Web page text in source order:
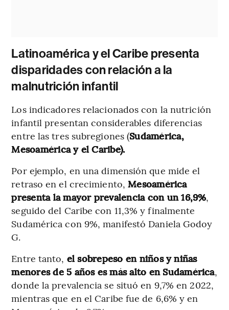
Latinoamérica y el Caribe presenta
disparidades con relación a la
malnutrición infantil
Los indicadores relacionados con la nutrición
infantil presentan considerables diferencias
entre las tres subregiones (Sudamérica,
Mesoamérica y el Caribe).
Por ejemplo, en una dimensión que mide el
retraso en el crecimiento,Mesoamérica
presenta la mayor prevalencia con un 16,9%,
seguido del Caribe con 11,3% y finalmente
Sudamérica con 9%, manifestó Daniela Godoy
G.
Entre tanto, el sobrepeso en niños y niñas
menores de 5 años es más alto en Sudamérica,
donde la prevalencia se situó en 9,7% en 2022,
mientras que en el Caribe fue de 6,6% y en